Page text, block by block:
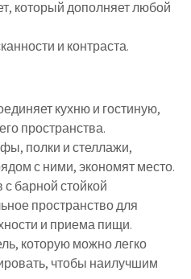
который дополняет любой
и контраста.
кухню и гостиную,
пространства.
полки и стеллажи,
с ними, экономят место.
барной стойкой
пространство для
и приема пищи.
которую можно легко
чтобы наилучшим